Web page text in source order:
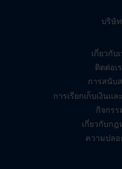
บริษัท
เกี่ยวกับ
ติดต่อเ
การสนับ
การเรียกเก็บเงินแ
กิจกรร
เกี่ยวกับก
ความปล